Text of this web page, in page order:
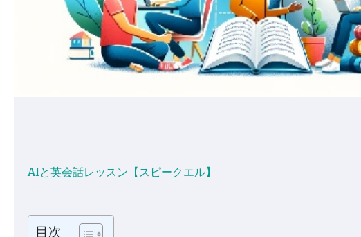
AIと英会話レッスン【スピークエル】
目次